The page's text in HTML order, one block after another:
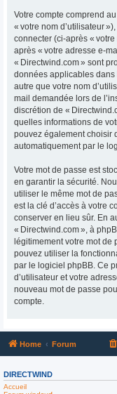
Votre compte comprend
« votre nom d’utilisateur
connecter (ci-après «
après « votre adresse e-
« Directwind.com » sont
données applicables dans
autre que votre nom
mail demandée lors de
discrétion de «
quelles informations de
pouvez également choisir
automatiquement par le
Votre mot de passe est
en garantir la sécurité.
utiliser le même mot de
est la clé d’accès à votre
conserver en lieu sûr. En
« Directwind.com », à
légitimement votre mot de
pouvez utiliser la
par le logiciel phpBB. Ce
d’utilisateur et votre
nouveau mot de passe
compte.
Home Forum
DIRECTWIND
Accueil